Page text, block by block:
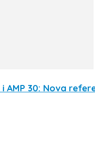
AMP 30: Nova